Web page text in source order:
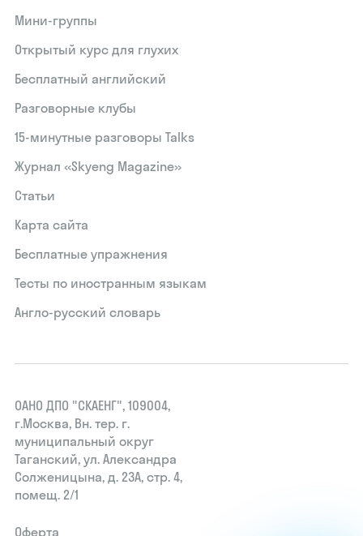
Мини-группы
Открытый курс для глухих
Бесплатный английский
Разговорные клубы
15‑минутные разговоры Talks
Журнал «Skyeng Magazine»
Статьи
Карта сайта
Бесплатные упражнения
Тесты по иностранным языкам
Англо-русский словарь
ОАНО ДПО "СКАЕНГ", 109004,
г.Москва, Вн. тер. г.
муниципальный округ
Таганский, ул. Александра
Солженицына, д. 23А, стр. 4,
помещ. 2/1
Оферта